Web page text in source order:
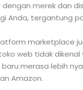
merek dan
Anda, tergantung
marketplace
web tidak
merasa lebih
Amazon.